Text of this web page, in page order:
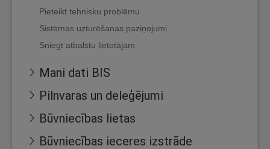
Pieteikt tehnisku problēmu
Sistēmas uzturēšanas paziņojumi
Sniegt atbalstu lietotājam
Mani dati BIS
Pilnvaras un deleģējumi
Būvniecības lietas
Būvniecības ieceres izstrāde